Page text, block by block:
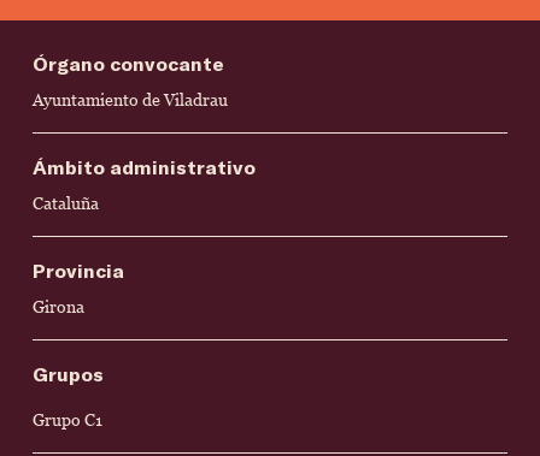
Órgano convocante
Ayuntamiento de Viladrau
Ámbito administrativo
Cataluña
Provincia
Girona
Grupos
Grupo C1